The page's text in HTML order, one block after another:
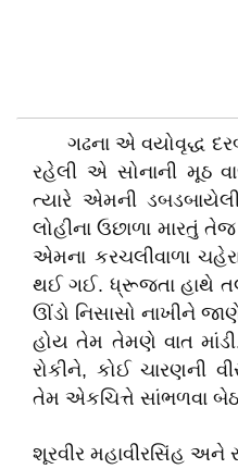
ગઢના એ વયોવૃદ્ધ
રહેલી એ સોનાની મૂઠ
ત્યારે એમની
લોહીના ઉછાળા મારતું
એમના કરચલીવાળા
થઈ ગઈ. ધ્રૂજતા હાથે
ઊંડો નિસાસો નાખીને
હોય તેમ તેમણે વાત
રોકીને, કોઈ ચારણની
તેમ એકચિત્તે સાંભળવા
શૂરવીર મહાવીરસિંહ અને